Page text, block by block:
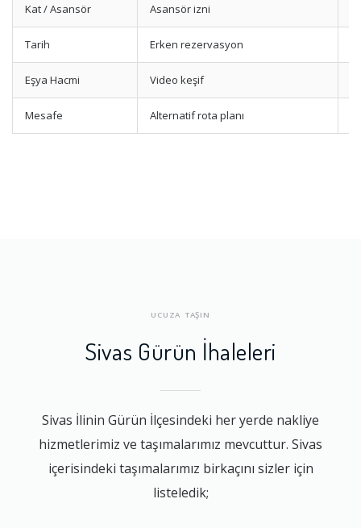
Kat / Asansör Asansör izni
Tarih Erken rezervasyon
Eşya Hacmi Video keşif
Mesafe Alternatif rota planı
UCUZA TAŞIN
Sivas Gürün İhaleleri
Sivas İlinin Gürün İlçesindeki her yerde nakliye
hizmetlerimiz ve taşımalarımız mevcuttur. Sivas
içerisindeki taşımalarımız birkaçını sizler için
listeledik;